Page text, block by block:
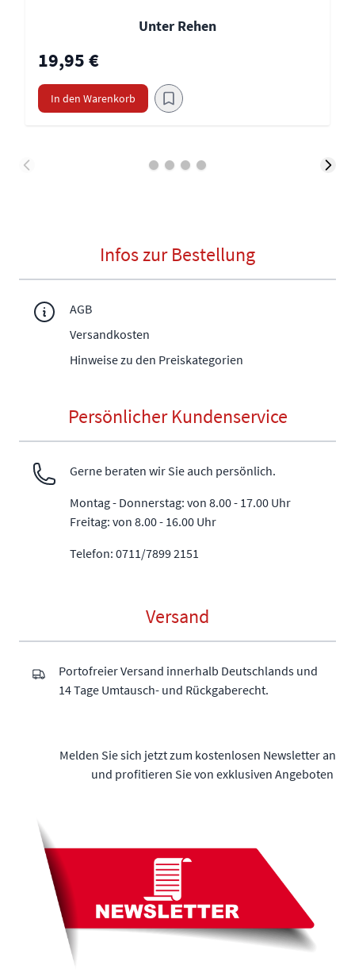
Unter Rehen
19,95 €
In den Warenkorb
Infos zur Bestellung
AGB
Versandkosten
Hinweise zu den Preiskategorien
Persönlicher Kundenservice
Gerne beraten wir Sie auch persönlich.
Montag - Donnerstag: von 8.00 - 17.00 Uhr
Freitag: von 8.00 - 16.00 Uhr
Telefon: 0711/7899 2151
Versand
Portofreier Versand innerhalb Deutschlands und
14 Tage Umtausch- und Rückgaberecht.
Melden Sie sich jetzt zum kostenlosen Newsletter an
und profitieren Sie von exklusiven Angeboten